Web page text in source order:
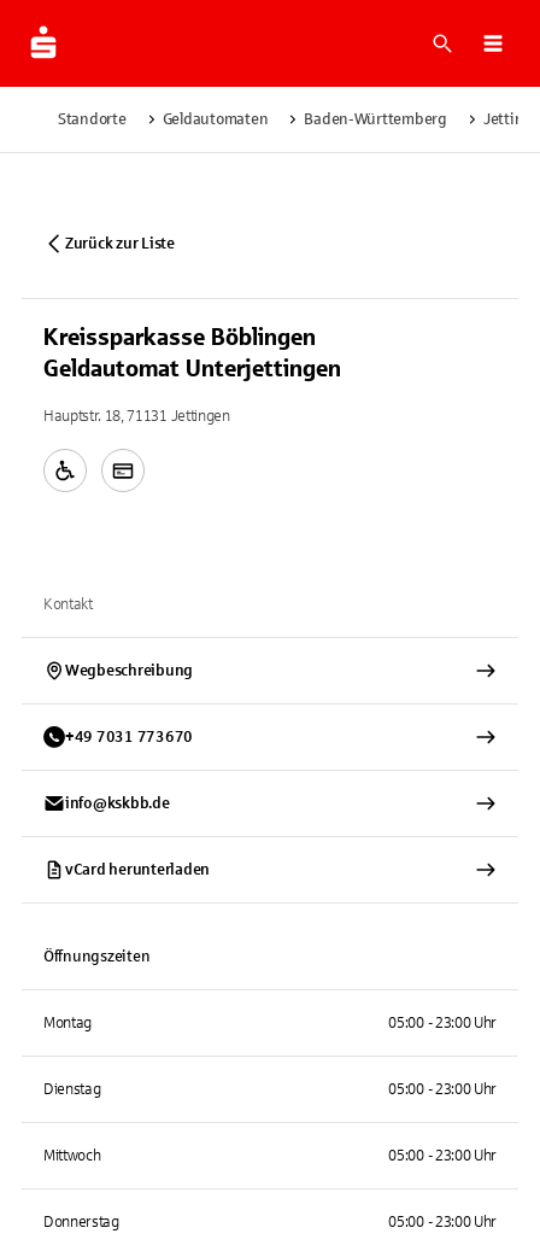
Suche
Standorte Geldautomaten Baden-Württemberg
Zurück zur Liste
Kreissparkasse Böblingen
Geldautomat Unterjettingen
Hauptstr. 18, 71131 Jettingen
Kontakt
Wegbeschreibung
+49 7031 773670
info@kskbb.de
vCard herunterladen
Öffnungszeiten
Montag 05:00 - 23:00 Uhr
Dienstag 05:00 - 23:00 Uhr
Mittwoch 05:00 - 23:00 Uhr
Donnerstag 05:00 - 23:00 Uhr